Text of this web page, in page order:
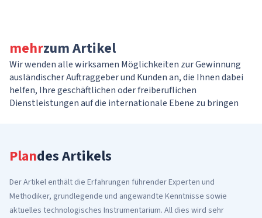
mehrzum Artikel
Wir wenden alle wirksamen Möglichkeiten zur Gewinnung
ausländischer Auftraggeber und Kunden an, die Ihnen dabei
helfen, Ihre geschäftlichen oder freiberuflichen
Dienstleistungen auf die internationale Ebene zu bringen
Plandes Artikels
Der Artikel enthält die Erfahrungen führender Experten und
Methodiker, grundlegende und angewandte Kenntnisse sowie
aktuelles technologisches Instrumentarium. All dies wird sehr